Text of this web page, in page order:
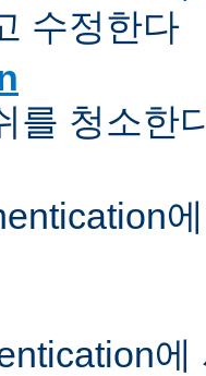
수정한다
를 청소한